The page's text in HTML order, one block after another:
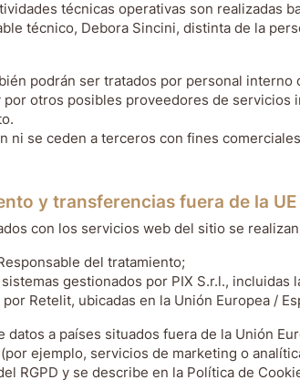
técnicas operativas son realizadas
técnico, Debora Sincini, distinta de la
podrán ser tratados por personal interno
otros posibles proveedores de servicios
ni se ceden a terceros con fines
y transferencias fuera de la UE
con los servicios web del sitio se
del tratamiento;
gestionados por PIX S.r.l., incluidas
Retelit, ubicadas en la Unión Europea /
datos a países situados fuera de la Unión
ejemplo, servicios de marketing o
RGPD y se describe en la Política de